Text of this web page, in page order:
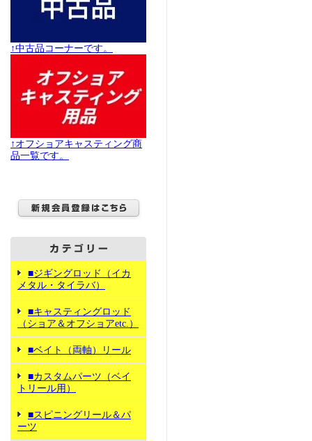
↑中古品コーナーです。
↑オフショアキャスティング商
品一覧です。
■ジギングロッド（イカ
メタル・タイラバ）
■キャスティングロッド
（ショア＆オフショアetc.）
■ベイト（両軸）リール
■カスタムパーツ（ベイ
トリール用）
■スピニングリール＆パ
ーツ